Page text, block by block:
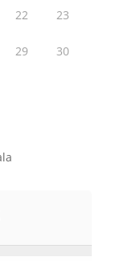
22 23
29 30